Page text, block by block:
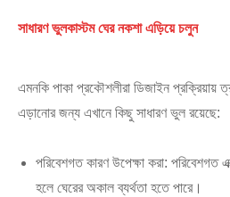
সাধারণ ভুলকাস্টম ঘের নকশা এড়িয়ে চলুন
এমনকি পাকা প্রকৌশলীরা ডিজাইন প্রক্রিয়ায়
এড়ানোর জন্য এখানে কিছু সাধারণ ভুল রয়েছে:
পরিবেশগত কারণ উপেক্ষা করা: পরিবেশগত
হলে ঘেরের অকাল ব্যর্থতা হতে পারে।